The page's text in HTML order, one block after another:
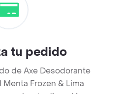
tu pedido
de Axe Desodorante
Frozen & Lima